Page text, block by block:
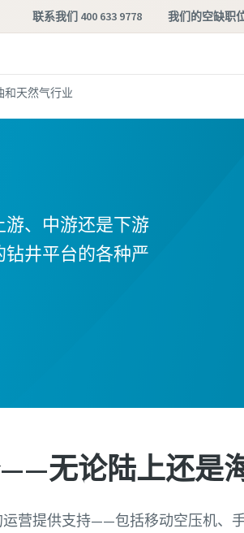
联系我们 400 633 9778 我们的空缺职
和天然气行业
、中游还是下游
井平台的各种严
无论陆上还是
营提供支持——包括移动空压机、